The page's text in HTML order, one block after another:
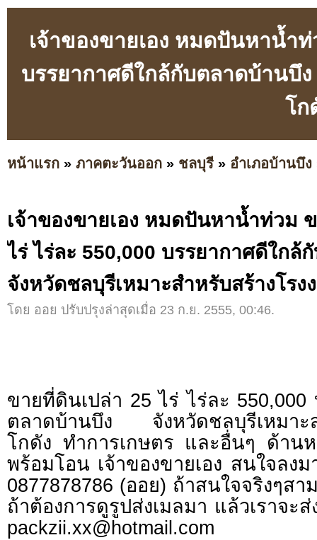
เจ้าของขายเอง หมดปันหาน้ำ
บรรยากาศดีใกล้กับตลาดบ้านบึ
โก
หน้าแรก » ภาคตะวันออก » ชลบุรี » อำเภอบ้านบึง
เจ้าของขายเอง หมดปันหาน้ำท่วม
ไร่ ไร่ละ 550,000 บรรยากาศดีใกล้
จังหวัดชลบุรีเหมาะสำหรับสร้างโรง
โดย ออย ปรับปรุงล่าสุดเมื่อ 23 ก.ย. 2555, 00:46.
ขายที่ดินเปล่า 25 ไร่ ไร่ละ 550,000
ตลาดบ้านบึง จังหวัดชลบุรีเหมาะส
โกดัง ทำการเกษตร และอื่นๆ ด้าน
พร้อมโอน เจ้าของขายเอง สนใจลง
0877878786 (ออย) ถ้าสนใจจริงๆสา
ถ้าต้องการดูรูปส่งเมลมา แล้วเราจะ
packzii.xx@hotmail.com